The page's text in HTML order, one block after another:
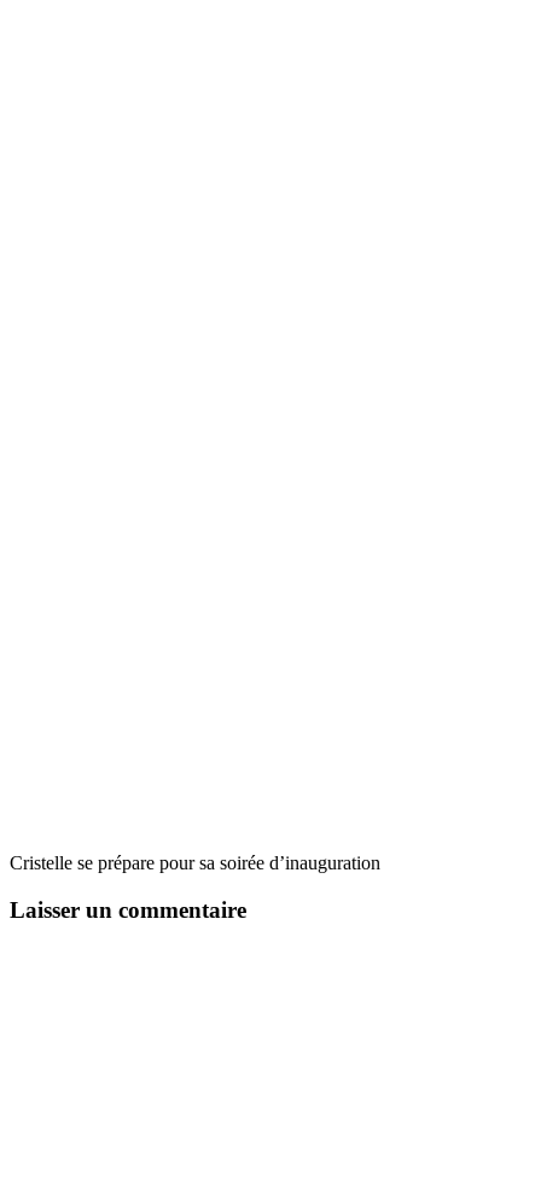
Cristelle se prépare pour sa soirée d’inauguration
Laisser un commentaire